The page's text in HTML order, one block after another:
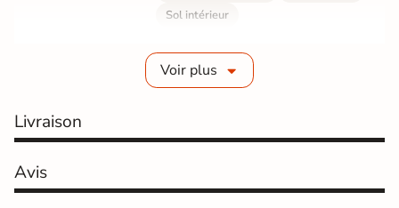
Sol intérieur
Grès cérame émaillé
Résistance à
Gr4 - Très résistant
Masse colorée Non
Voir plus
Livraison
Avis